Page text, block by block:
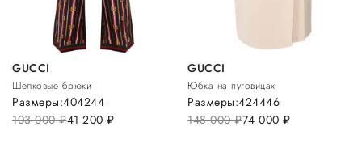
GUCCI
Шелковые брюки
103 000руб.41 200 руб.
Размеры:404244
GUCCI
Юбка на пуговицах
148 000руб.74 000руб.
Размеры:424446